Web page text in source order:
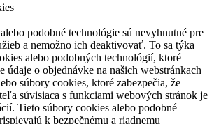
podobné technológie sú nevyhnutné pre
a nemožno ich deaktivovať. To sa týka
alebo podobných technológií, ktoré
údaje o objednávke na našich webstránkach
súbory cookies, ktoré zabezpečia, že
súvisiaca s funkciami webových stránok je
Tieto súbory cookies alebo podobné
k bezpečnému a riadnemu